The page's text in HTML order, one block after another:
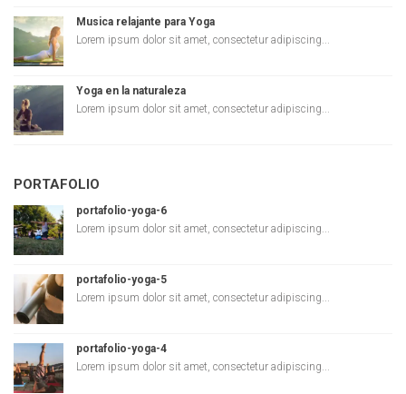
Musica relajante para Yoga
Lorem ipsum dolor sit amet, consectetur adipiscing...
Yoga en la naturaleza
Lorem ipsum dolor sit amet, consectetur adipiscing...
PORTAFOLIO
portafolio-yoga-6
Lorem ipsum dolor sit amet, consectetur adipiscing...
portafolio-yoga-5
Lorem ipsum dolor sit amet, consectetur adipiscing...
portafolio-yoga-4
Lorem ipsum dolor sit amet, consectetur adipiscing...